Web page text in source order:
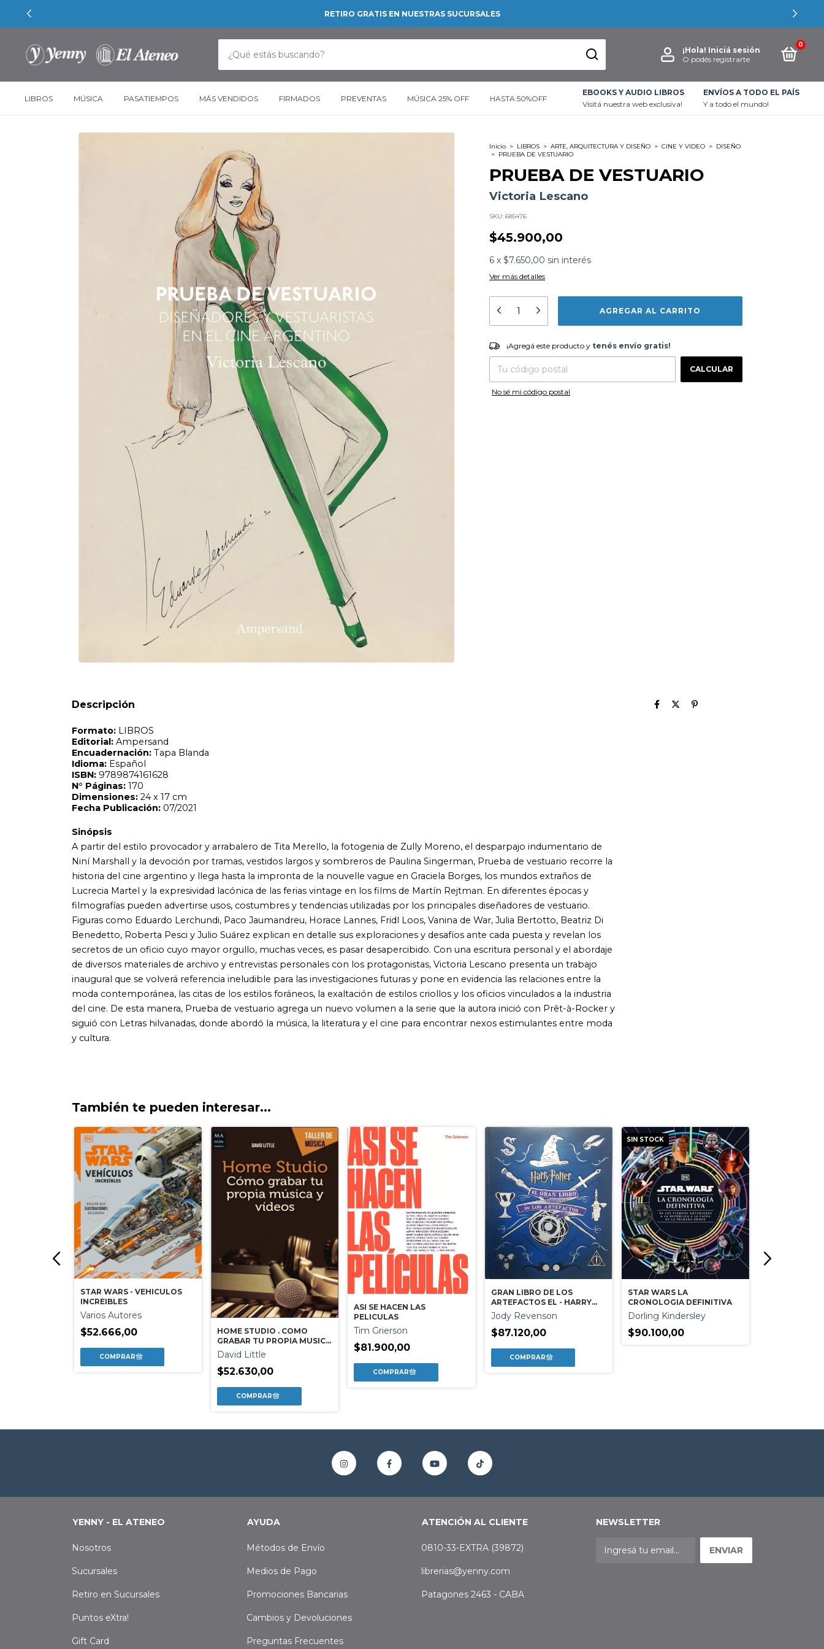
RETIRO GRATIS EN NUESTRAS SUCURSALES
¡Hola! Iniciá sesión
O podés registrarte
0
LIBROS MÚSICA PASATIEMPOS MÁS VENDIDOS FIRMADOS PREVENTAS MÚSICA 25% OFF HASTA 50%OFF
EBOOKS Y AUDIO LIBROS
Visitá nuestra web exclusiva!
ENVÍOS A TODO EL PAÍS
Y a todo el mundo!
Inicio > LIBROS > ARTE, ARQUITECTURA Y DISEÑO > CINE Y VIDEO > DISEÑO
> PRUEBA DE VESTUARIO
PRUEBA DE VESTUARIO
Victoria Lescano
SKU: 685476
$45.900,00
6 x $7.650,00 sin interés
Ver más detalles
¡Agregá este producto ytenés envío gratis!
CAMBIAR CP
¡Agregá este producto y tenés envío gratis!
CALCULAR
No sé mi código postal
Descripción
Tapa Blanda
Dimensiones:24 x 17 cm
A partir del estilo provocador y arrabalero de Tita Merello, la fotogenia de Zully Moreno, el desparpajo indumentario de
historia del cine argentino y llega hasta la impronta de la nouvelle vague en Graciela Borges, los mundos extraños de
Lucrecia Martel y la expresividad lacónica de las ferias vintage en los films de Martín Rejtman. En diferentes épocas y
filmografías pueden advertirse usos, costumbres y tendencias utilizadas por los principales diseñadores de vestuario.
Figuras como Eduardo Lerchundi, Paco Jaumandreu, Horace Lannes, Fridl Loos, Vanina de War, Julia Bertotto, Beatriz Di
Benedetto, Roberta Pesci y Julio Suárez explican en detalle sus exploraciones y desafíos ante cada puesta y revelan los
secretos de un oficio cuyo mayor orgullo, muchas veces, es pasar desapercibido. Con una escritura personal y el abordaje
de diversos materiales de archivo y entrevistas personales con los protagonistas, Victoria Lescano presenta un trabajo
moda contemporánea, las citas de los estilos foráneos, la exaltación de estilos criollos y los oficios vinculados a la industria
siguió con Letras hilvanadas, donde abordó la música, la literatura y el cine para encontrar nexos estimulantes entre moda
y cultura.
También te pueden interesar...
STAR WARS - VEHICULOS
INCREIBLES
Varios Autores
$52.666,00
HOME STUDIO . COMO
GRABAR TU PROPIA MUSICA
Y VIDEOS
David Little
$52.630,00
ASI SE HACEN LAS
PELICULAS
Tim Grierson
$81.900,00
GRAN LIBRO DE LOS
ARTEFACTOS EL - HARRY
POTTER
Jody Revenson
$87.120,00
SIN STOCK
STAR WARS LA
CRONOLOGIA DEFINITIVA
Dorling Kindersley
$90.100,00
YENNY - EL ATENEO
Nosotros
Sucursales
Retiro en Sucursales
Puntos eXtra!
Gift Card
AYUDA
Métodos de Envío
Medios de Pago
Promociones Bancarias
Cambios y Devoluciones
Preguntas Frecuentes
ATENCIÓN AL CLIENTE
0810-33-EXTRA (39872)
librerias@yenny.com
Patagones 2463 - CABA
NEWSLETTER